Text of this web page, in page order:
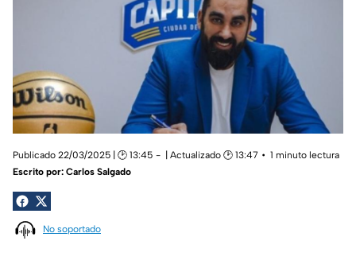
Publicado 22/03/2025 | 🕑 13:45 | Actualizado 🕑 13:47
1 minuto lectura
Escrito por: Carlos Salgado
No soportado